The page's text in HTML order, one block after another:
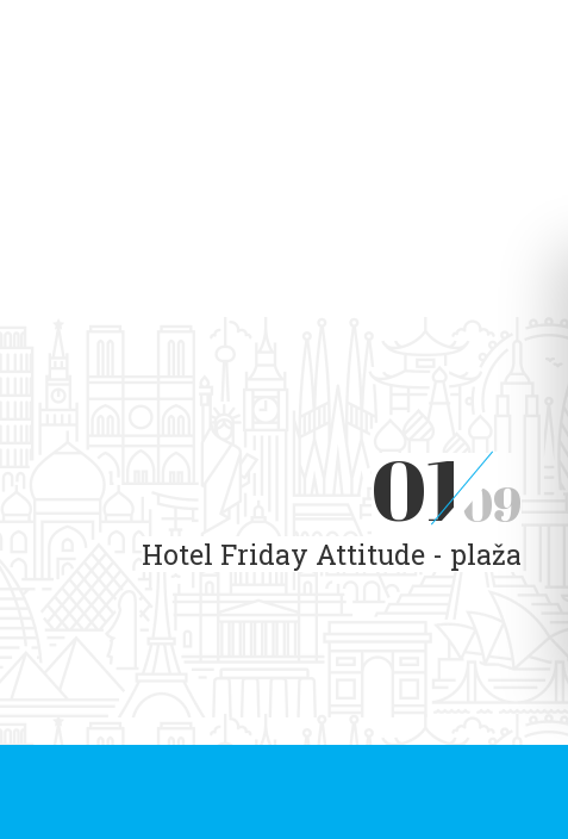
0109
Hotel Friday Attitude - plaža